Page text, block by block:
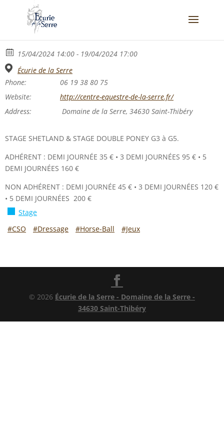
15/04/2024 14:00 - 19/04/2024 17:00
Écurie de la Serre
Phone:
06 19 38 80 75
Website:
http://centre-equestre-de-la-serre.fr/
Address:
Domaine de la Serre, 34630 Saint-Thibéry
STAGE SHETLAND & STAGE DOUBLE PONEY G3 à G5.
ADHÉRENT : DEMI JOURNÉE 35 € • 3 DEMI JOURNÉES 95 € • 5
DEMI JOURNÉES 160 €
NON ADHÉRENT : DEMI JOURNÉE 45 € • 3 DEMI JOURNÉES 120 €
• 5 DEMI JOURNÉES 200 €
Stage
#CSO
#Dressage #Horse-Ball #Jeux
© 2026 Écurie de la Serre - Domaine de la Serre -
34630 Saint-Thibéry